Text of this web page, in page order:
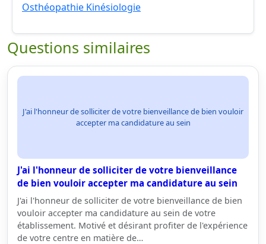
Osthéopathie Kinésiologie
Questions similaires
J'ai l'honneur de solliciter de votre bienveillance de bien vouloir
accepter ma candidature au sein
J'ai l'honneur de solliciter de votre bienveillance
de bien vouloir accepter ma candidature au sein
J'ai l'honneur de solliciter de votre bienveillance de bien
vouloir accepter ma candidature au sein de votre
établissement. Motivé et désirant profiter de l'expérience
de votre centre en matière de…